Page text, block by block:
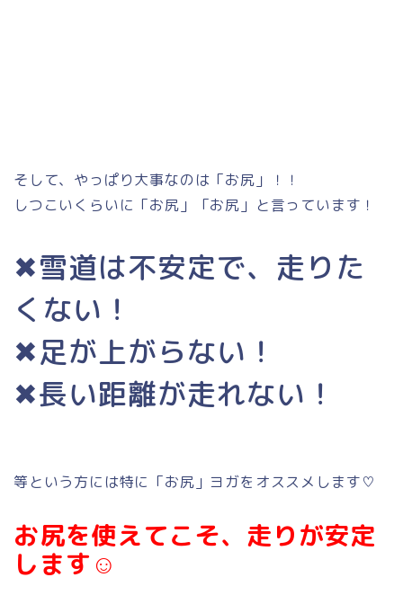
そして、やっぱり大事なのは「お尻」！！
しつこいくらいに「お尻」「お尻」と言っています！
✖雪道は不安定で、走りた
くない！
✖足が上がらない！
✖長い距離が走れない！
等という方には特に「お尻」ヨガをオススメします♡
お尻を使えてこそ、走りが安定
します☺